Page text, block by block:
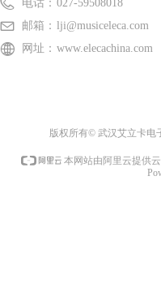
电话： 027-59508018
邮箱： lji@musiceleca.com
网址： www.elecachina.com
版权所有© 武汉艾立卡电
本网站由阿里云提供